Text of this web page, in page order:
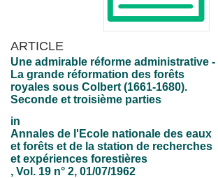
ARTICLE
Une admirable réforme administrative -
La grande réformation des forêts
royales sous Colbert (1661-1680).
Seconde et troisième parties
in
Annales de l'Ecole nationale des eaux
et forêts et de la station de recherches
et expériences forestières
, Vol. 19 n° 2, 01/07/1962